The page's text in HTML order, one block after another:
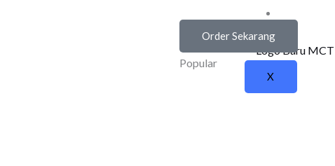
X
Order Sekarang
Popular